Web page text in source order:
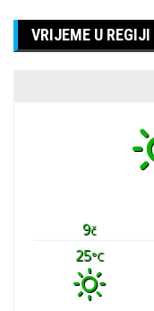
VRIJEME U REGIJI
9č
25°C